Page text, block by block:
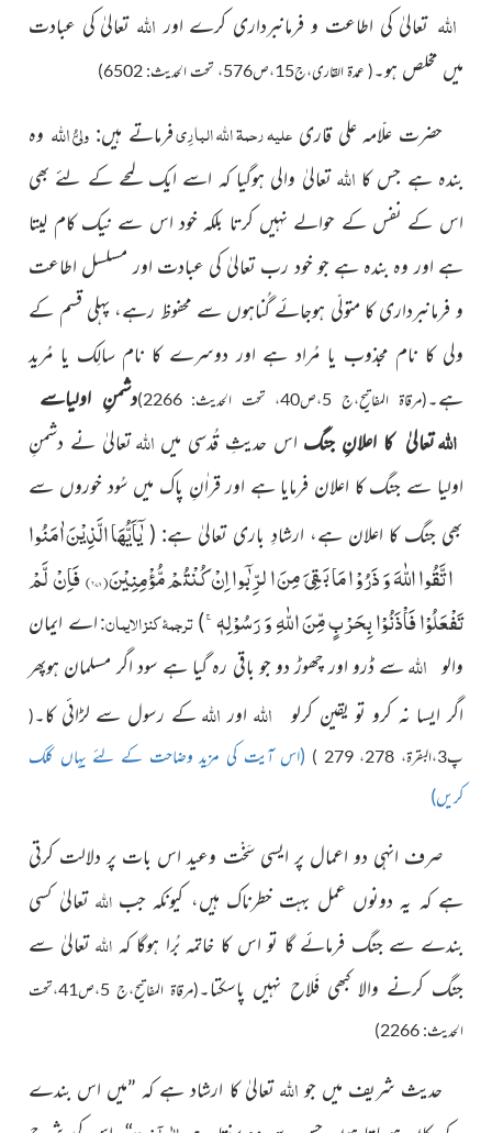
اللہ تعالیٰ کی اطاعت و فرمانبرداری کرے اور اللہ تعالیٰ کی عبادت
میں مخلص ہو۔( عمدۃ القاری،ج15،ص576، تحت الحدیث: 6502)
حضرت علّامہ علی قاری علیہ رحمۃ اللہ البارِیفرماتے ہیں: ولیُّاللہ وہ
بندہ ہے جس کا اللہ تعالیٰ والی ہوگیا کہ اسے ایک لمحے کے لئے بھی
اس کے نفس کے حوالے نہیں کرتا بلکہ خود اس سے نیک کام لیتا
ہے اور وہ بندہ ہے جو خود رب تعالیٰ کی عبادت اور مسلسل اطاعت
و فرمانبرداری کا متولّی ہوجائے گُناہوں سے محفوظ رہے، پہلی قسم کے
ولی کا نام مجذوب یا مُراد ہے اور دوسرے کا نام سالِک یا مُرید
ہے۔(مرقاۃ المفاتیح،ج 5،ص40، تحت الحدیث: 2266) دشمنِ اولیاسے
اللہتعالیٰ کا اعلانِ جنگ اس حدیثِ قُدسی میں اللہتعالیٰ نے دشمنِ
اولیا سے جنگ کا اعلان فرمایا ہے اور قراٰنِ پاک میں سُود خوروں سے
بھی جنگ کا اعلان ہے، ارشادِ باری تعالیٰ ہے: ( یٰۤاَیُّهَا الَّذِیْنَ اٰمَنُوا
اتَّقُوا اللّٰهَ وَ ذَرُوْا مَا بَقِیَ مِنَ الرِّبٰۤوا اِنْ كُنْتُمْ مُّؤْمِنِیْنَ(۲۷۸) فَاِنْ لَّمْ
تَفْعَلُوْا فَاْذَنُوْا بِحَرْبٍ مِّنَ اللّٰهِ وَ رَسُوْلِهٖۚ-)ترجمۂ کنز الایمان:اے ایمان
والو اللہسے ڈرو اور چھوڑ دو جو باقی رہ گیا ہے سود اگر مسلمان ہوپھر
اگر ایسا نہ کرو تو یقین کرلو اللہ اور اللہکے رسول سے لڑائی کا۔(
پ3،البقرۃ، 278، 279 )
(اس آیت کی مزید وضاحت کے لئے یہاں کلک
کریں)
صرف انہی دو اعمال پر ایسی سَخْت وعید اس بات پر دلالت کرتی
ہے کہ یہ دونوں عمل بہت خطرناک ہیں، کیونکہ جباللہ تعالیٰ کسی
بندے سے جنگ فرمائے گا تو اس کا خاتمہ بُرا ہوگا کہ اللہتعالیٰ سے
جنگ کرنے والا کبھی فَلاح نہیں پاسکتا۔(
مرقاۃ المفاتیح،ج 5،ص41،تحت
الحدیث: 2266)
حدیث شریف میں جو اللہ تعالیٰ کا ارشاد ہے کہ ”میں اس بندے